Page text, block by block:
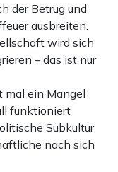
der Betrug und
ausbreiten.
wird sich
– das ist nur
mal ein Mangel
funktioniert
Subkultur
nach sich